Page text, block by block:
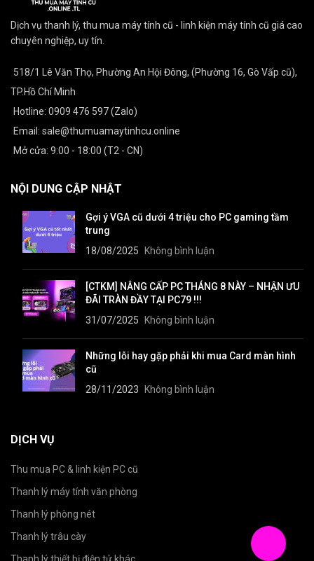
Dịch vụ thanh lý, thu mua máy tính cũ - linh kiện máy tính cũ giá cao
chuyên nghiệp, uy tín.
518/1 Lê Văn Thọ, Phường An Hội Đông, (Phường 16, Gò Vấp cũ),
TP.Hồ Chí Minh
Hotline: 0909 476 597 (Zalo)
Email: sale@thumuamaytinhcu.online
Mở cửa: 9:00 - 18:00 (T2 - CN)
NỘI DUNG CẬP NHẬT
Gợi ý VGA cũ dưới 4 triệu cho PC gaming tầm
trung
18/08/2025
Không bình luận
[CTKM] NÂNG CẤP PC THÁNG 8 NÀY – NHẬN ƯU
ĐÃI TRÀN ĐẦY TẠI PC79 !!!
31/07/2025
Không bình luận
Những lỗi hay gặp phải khi mua Card màn hình
cũ
28/11/2023
Không bình luận
DỊCH VỤ
Thu mua PC & linh kiện PC cũ
Thanh lý máy tính văn phòng
Thanh lý phòng nét
Thanh lý trâu cày